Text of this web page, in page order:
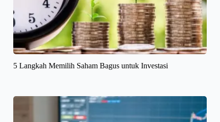
5 Langkah Memilih Saham Bagus untuk Investasi